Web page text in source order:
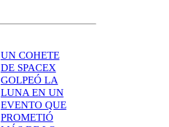
UN COHETE
DE SPACEX
GOLPEÓ LA
LUNA EN UN
EVENTO QUE
PROMETIÓ